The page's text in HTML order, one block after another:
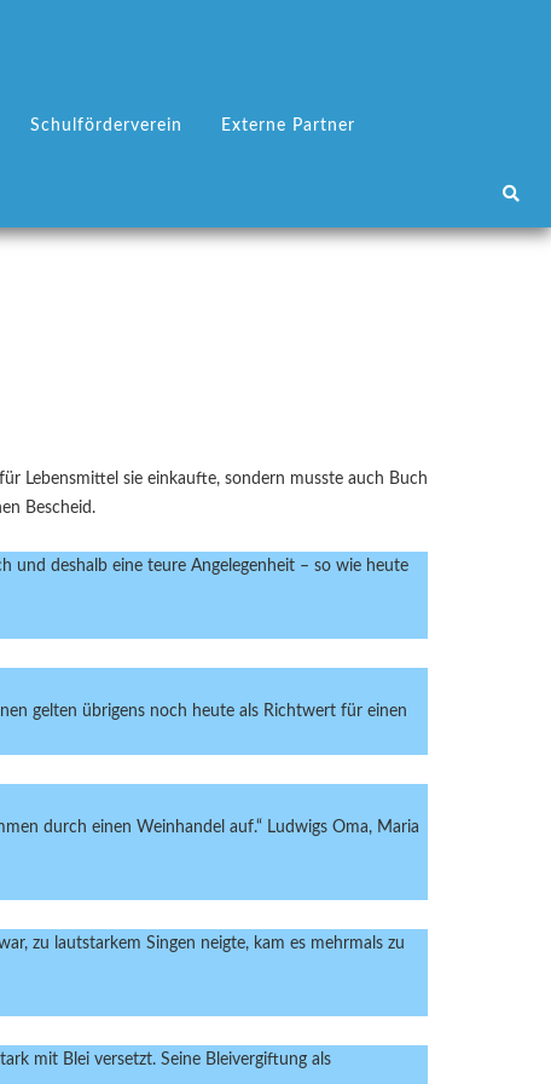
Schulförderverein Externe Partner
Lebensmittel sie einkaufte, sondern musste auch Buch
Bescheid.
und deshalb eine teure Angelegenheit – so wie heute
gelten übrigens noch heute als Richtwert für einen
durch einen Weinhandel auf.“ Ludwigs Oma, Maria
zu lautstarkem Singen neigte, kam es mehrmals zu
mit Blei versetzt. Seine Bleivergiftung als